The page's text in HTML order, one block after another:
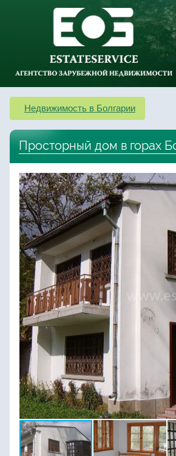
Недвижимость в Болгарии
Просторный дом в горах